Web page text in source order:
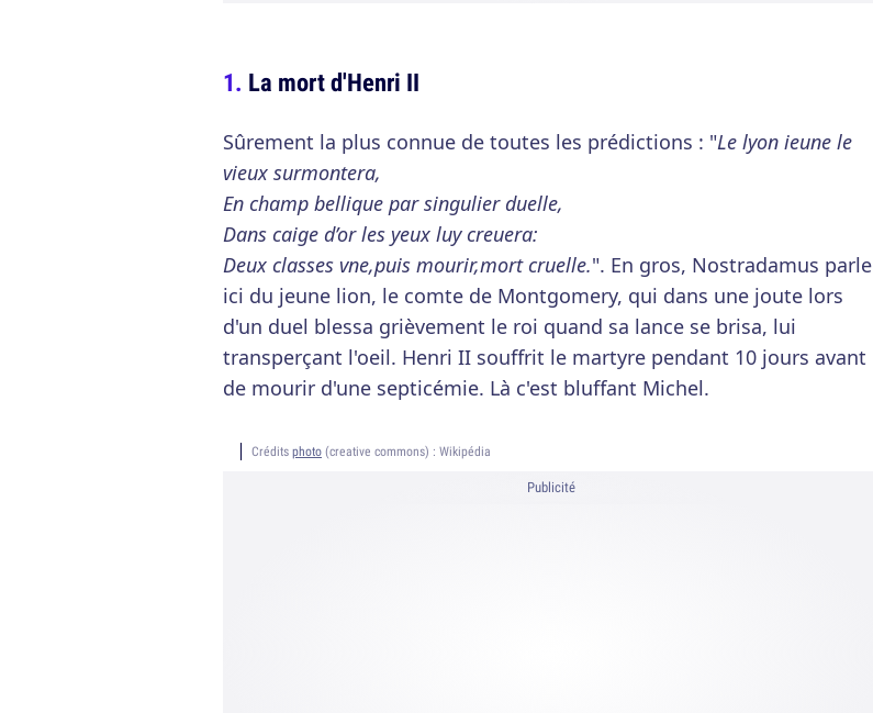
La mort d'Henri II
Sûrement la plus connue de toutes les prédictions : "Le lyon ieune le
vieux surmontera,
En champ bellique par singulier duelle,
Dans caige d’or les yeux luy creuera:
Deux classes vne,puis mourir,mort cruelle.". En gros, Nostradamus parle
ici du jeune lion, le comte de Montgomery, qui dans une joute lors
d'un duel blessa grièvement le roi quand sa lance se brisa, lui
transperçant l'oeil. Henri II souffrit le martyre pendant 10 jours avant
de mourir d'une septicémie. Là c'est bluffant Michel.
Crédits photo (creative commons) : Wikipédia
Publicité